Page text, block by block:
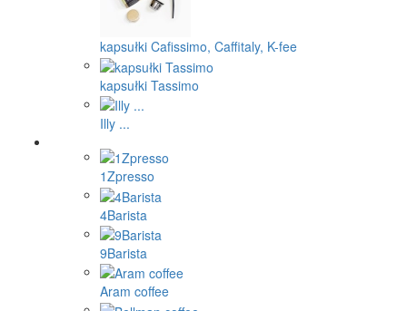
kapsułki Cafissimo, Caffitaly, K-fee
kapsułki Tassimo
Illy ...
1Zpresso
4Barista
9Barista
Aram coffee